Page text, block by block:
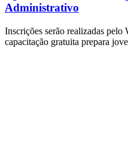
Administrativo
Inscrições serão realizadas
capacitação gratuita prepara